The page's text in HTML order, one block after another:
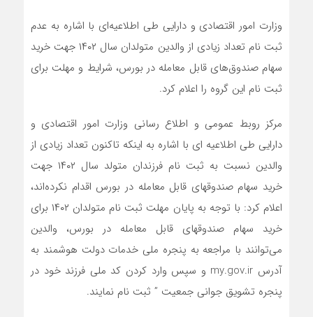
وزارت امور اقتصادی و دارایی طی اطلاعیه‌ای با اشاره به عدم
ثبت نام تعداد زیادی از والدین متولدان سال ۱۴۰۲ جهت خرید
سهام صندوق‌های قابل معامله در بورس، شرایط و مهلت برای
ثبت نام این گروه را اعلام کرد.
مرکز روبط عمومی و اطلاع رسانی وزارت امور اقتصادی و
دارایی طی اطلاعیه ای با اشاره به اینکه تاکنون تعداد زیادی از
والدین نسبت به ثبت نام فرزندان متولد سال ۱۴۰۲ جهت
خرید سهام صندوقهای قابل معامله در بورس اقدام نکرده‌اند،
اعلام کرد: با توجه به پایان مهلت ثبت نام متولدان ۱۴۰۲ برای
خرید سهام صندوقهای قابل معامله در بورس، والدین
می‌توانند با مراجعه به پنجره ملی خدمات دولت هوشمند به
آدرس my.gov.ir و سپس وارد کردن کد ملی فرزند خود در
پنجره تشویق جوانی جمعیت ” ثبت نام نمایند.